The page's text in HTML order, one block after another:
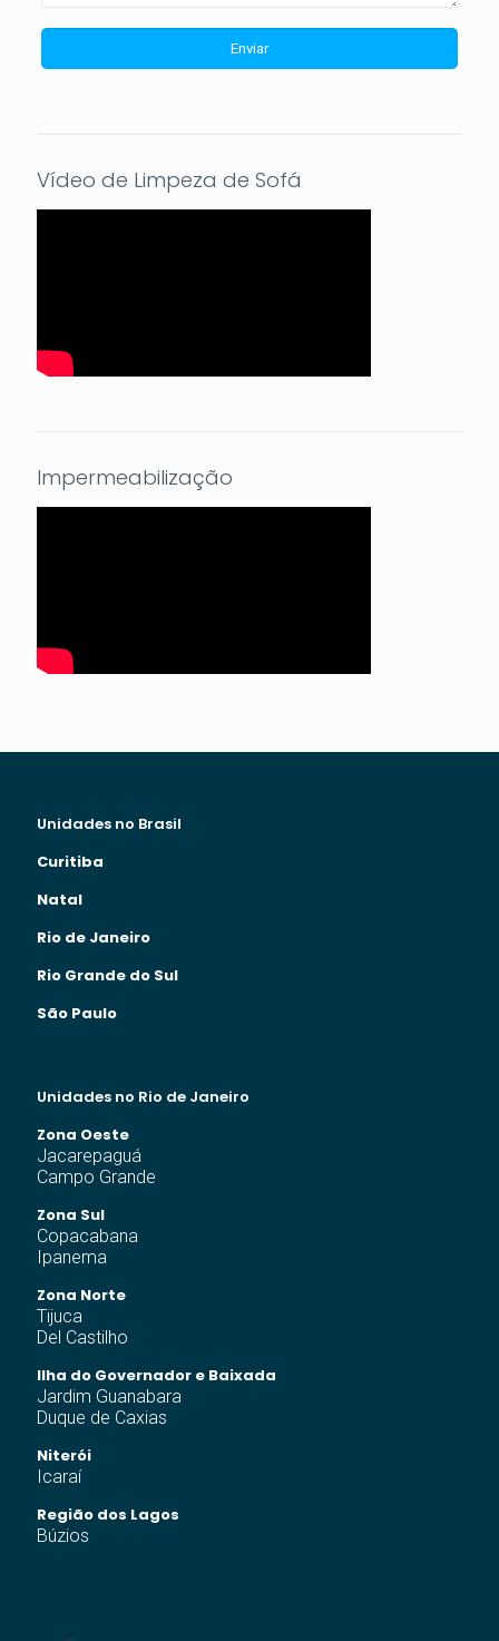
Vídeo de Limpeza de Sofá
Impermeabilização
Unidades no Brasil
Curitiba
Natal
Rio de Janeiro
Rio Grande do Sul
São Paulo
Unidades no Rio de Janeiro
Zona Oeste
Jacarepaguá
Campo Grande
Zona Sul
Copacabana
Ipanema
Zona Norte
Tijuca
Del Castilho
Ilha do Governador e Baixada
Jardim Guanabara
Duque de Caxias
Niterói
Icaraí
Região dos Lagos
Búzios